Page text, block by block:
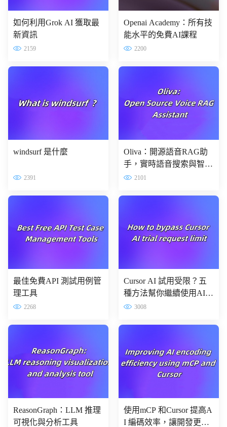
如何利用Grok AI 獲取最
新資訊
2159
Openai Academy：所有技
能水平的免費AI課程
2200
windsurf 是什麼
2391
Oliva：開源語音RAG助
手，實時語音搜索與智能
協作2101
最佳免費API 測試用例管
理工具
2268
Cursor AI 試用受限？五
種方法幫你繼續使用AI
編程助手
3008
ReasonGraph：LLM 推理
可視化與分析工具
使用mCP 和Cursor 提高A
I 編碼效率，讓開發更高